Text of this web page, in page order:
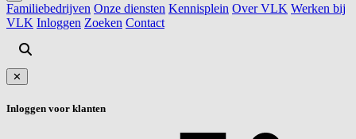
Familiebedrijven Onze diensten Kennisplein Over VLK Werken bij
VLK Inloggen Zoeken Contact
✕
Inloggen voor klanten